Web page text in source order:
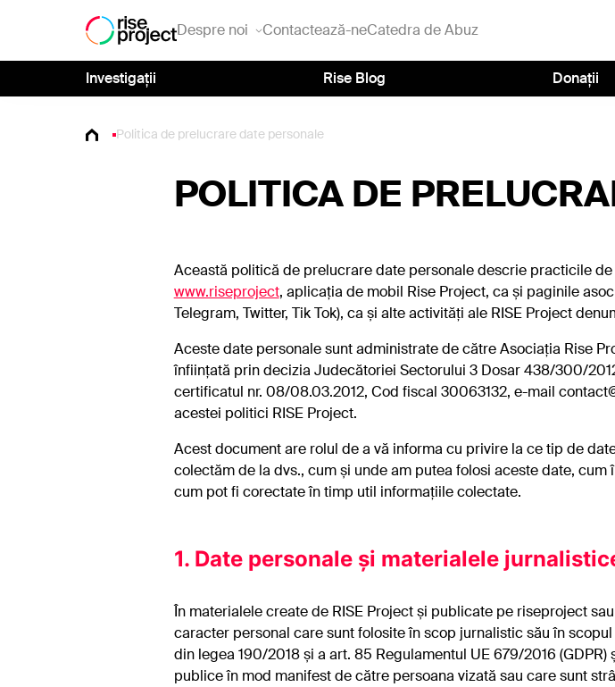
Despre noi Contactează-neCatedra de Abuz
Investigații Rise Blog Donații
Politica de prelucrare date personale
POLITICA DE
Această politică de prelucrare date personale descrie practicile
www.riseproject, aplicația de mobil Rise Project, ca și paginile
Telegram, Twitter, Tik Tok), ca și alte activități ale RISE Project
Aceste date personale sunt administrate de către Asociația Rise
înființată prin decizia Judecătoriei Sectorului 3 Dosar 438/300/
certificatul nr. 08/08.03.2012, Cod fiscal 30063132, e-mail
acestei politici RISE Project.
Acest document are rolul de a vă informa cu privire la ce tip de
colectăm de la dvs., cum și unde am putea folosi aceste date,
cum pot fi corectate în timp util informațiile colectate.
1. Date personale și materialele
În materialele create de RISE Project și publicate pe riseproject
caracter personal care sunt folosite în scop jurnalistic său în
din legea 190/2018 și a art. 85 Regulamentul UE 679/2016
publice în mod manifest de către persoana vizată sau care sunt